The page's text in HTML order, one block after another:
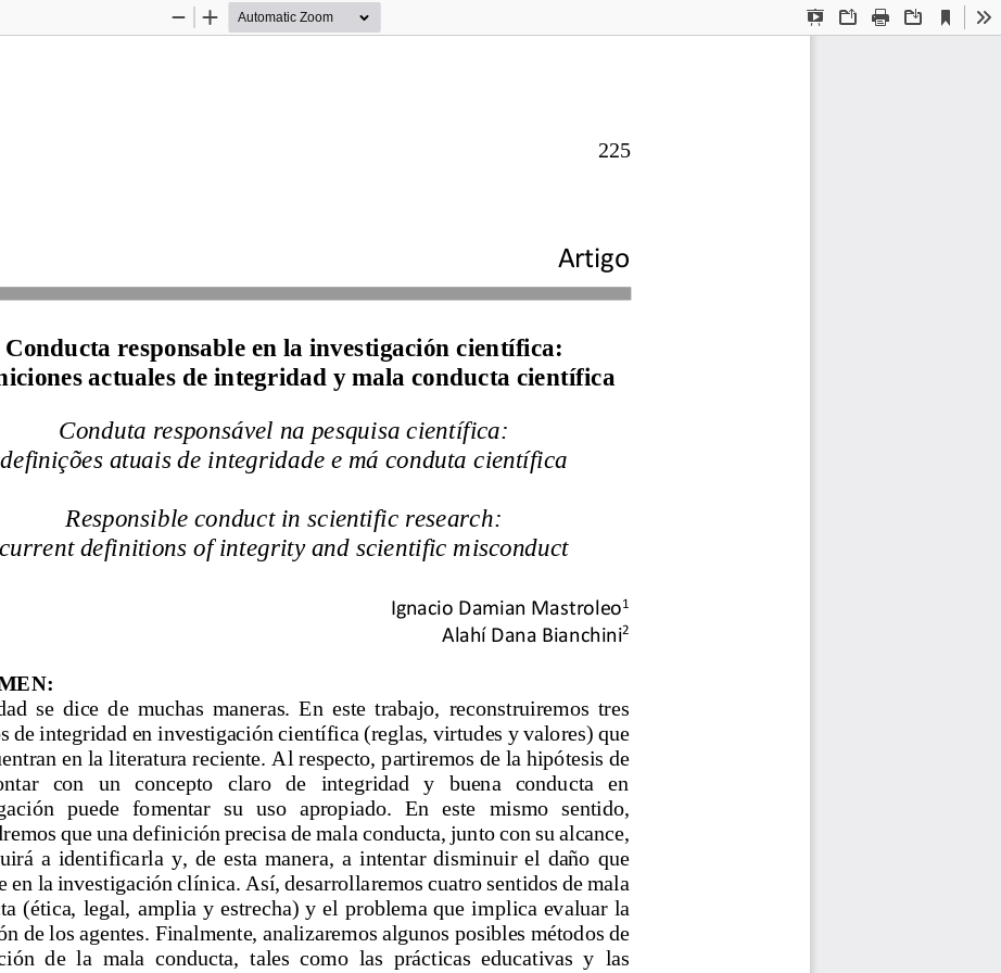
Presentation
OpenPrint Download
Current
View
Zoom
Zoom
225
Artigo
Conducta responsable en la investigación científica:
actuales de integridad y mala conducta científica
Conduta responsável na pesquisa científica:
definições atuais de integridade e má conduta científica
Responsible conduct in scientific research:
current definitions of integrity and scientific misconduct
Ignacio Damian Mastroleo1
Alahí Dana Bianchini2
se  dice  de  muchas  maneras.  En  este  trabajo,  reconstruiremos  tres
de integridad en investigación científica (reglas, virtudes y valores) que
en la literatura reciente. Al respecto, partiremos de la hipótesis de
con   un   concepto   claro   de   integridad   y   buena   conducta   en
puede  fomentar  su  uso  apropiado.  En  este  mismo  sentido,
que una definición precisa de mala conducta, junto con su alcance,
a  identificarla  y,  de  esta  manera,  a  intentar  disminuir  el  daño  que
en la investigación clínica. Así, desarrollaremos cuatro sentidos de mala
(ética, legal, amplia y estrecha) y el problema que implica evaluar la
de los agentes. Finalmente, analizaremos algunos posibles métodos de
de  la  mala  conducta,  tales  como  las  prácticas  educativas  y  las